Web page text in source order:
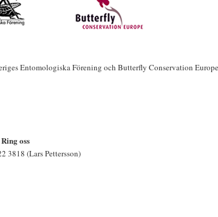
Entomologiska Förening och Butterfly Conservation
Ring oss
3818 (Lars Pettersson)